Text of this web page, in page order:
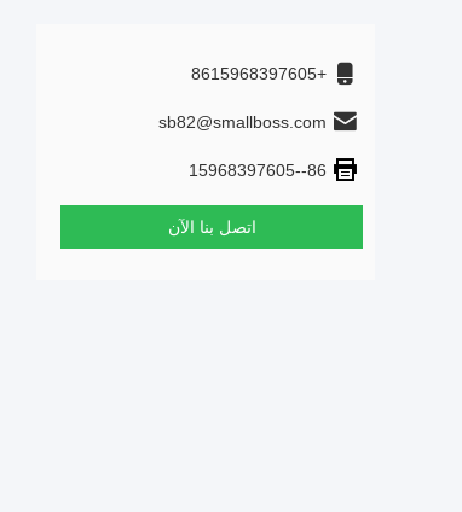
+8615968397605
sb82@smallboss.com
86--15968397605
اتصل بنا الآن